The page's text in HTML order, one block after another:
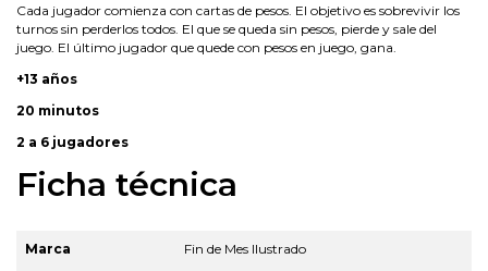
Cada jugador comienza con cartas de pesos. El objetivo es sobrevivir los
turnos sin perderlos todos. El que se queda sin pesos, pierde y sale del
juego. El último jugador que quede con pesos en juego, gana.
+13 años
20 minutos
2 a 6 jugadores
Ficha técnica
Marca Fin de Mes Ilustrado